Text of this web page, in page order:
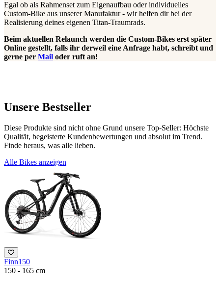
Egal ob als Rahmenset zum Eigenaufbau oder individuelles
Custom-Bike aus unserer Manufaktur - wir helfen dir bei der
Realisierung deines eigenen Titan-Traumrads.
Beim aktuellen Relaunch werden die Custom-Bikes erst später
Online gestellt, falls ihr derweil eine Anfrage habt, schreibt und
gerne per Mail oder ruft an!
Unsere Bestseller
Diese Produkte sind nicht ohne Grund unsere Top-Seller: Höchste
Qualität, begeisterte Kundenbewertungen und absolut im Trend.
Finde heraus, was alle lieben.
Alle Bikes anzeigen
Finn150
150 - 165 cm